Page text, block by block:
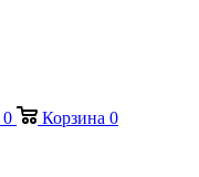
0 Корзина 0